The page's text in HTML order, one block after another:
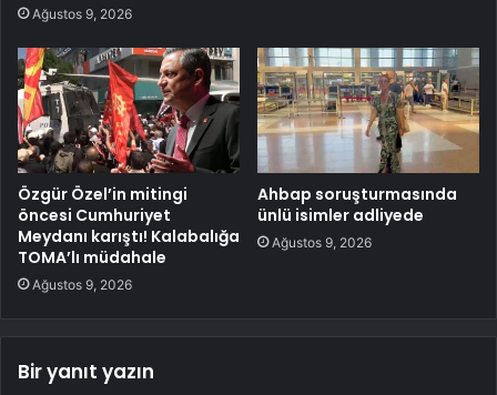
Ağustos 9, 2026
Özgür Özel’in mitingi
öncesi Cumhuriyet
Meydanı karıştı! Kalabalığa
TOMA’lı müdahale
Ağustos 9, 2026
Ahbap soruşturmasında
ünlü isimler adliyede
Ağustos 9, 2026
Bir yanıt yazın